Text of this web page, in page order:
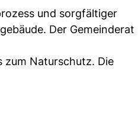
und sorgfältiger
Der Gemeinderat
zum Naturschutz. Die